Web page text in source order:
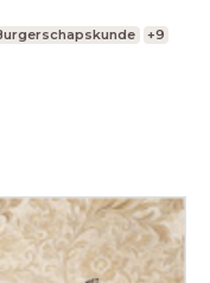
+9